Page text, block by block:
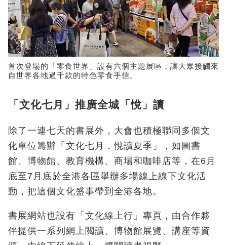
首次登場的「零食世界」設有六個主題展區，讓大眾接觸來
自世界各地過千款的特色零食手信。
「文化七月」推廣全城「悅」讀
除了一連七天的書展外，大會也積極聯同多個文
化單位籌辦「文化七月．悅讀夏季」，如圖書
館、博物館、教育機構、商場和咖啡店等，在6月
底至7月底於全港各區舉辦多場線上線下文化活
動，把這個文化盛事帶到全港各地。
書展網站也設有「文化線上行」專頁，由合作夥
伴提供一系列網上閲讀、博物館展覽、講座等資